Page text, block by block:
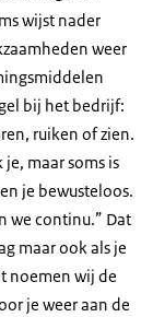
wijst nader
weer
bij het bedrijf:
ruiken of zien.
maar soms is
je bewusteloos.
we continu.” Dat
maar ook als je
noemen wij de
je weer aan de